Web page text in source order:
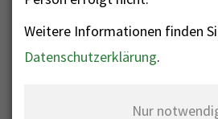
Nr.
Einsatzkategorie:
Weitere Informationen finden
Datenschutzerklärung.
Nur